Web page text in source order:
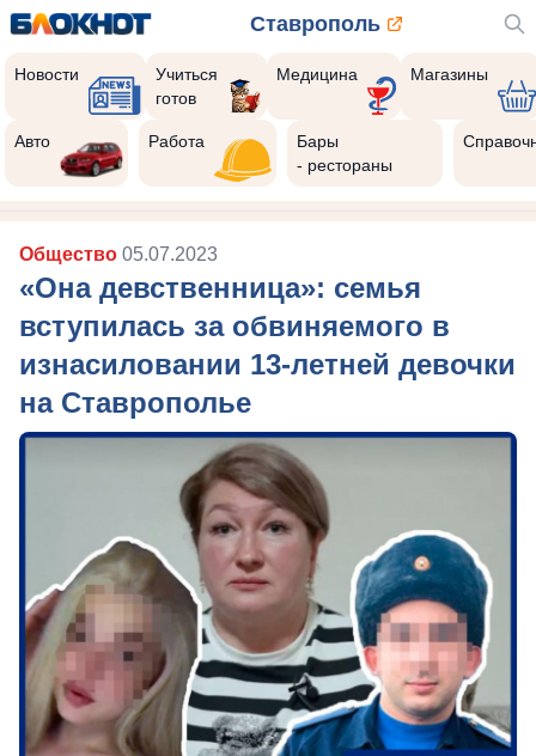
Ставрополь
Новости
Учиться
готов
Медицина Магазины
Авто Работа
Бары
- рестораны
Общество 05.07.2023
«Она девственница»: семья
вступилась за обвиняемого в
изнасиловании 13-летней девочки
на Ставрополье